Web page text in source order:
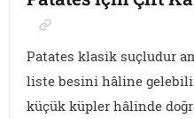
Patates klasik suçludur
liste besini hâline
küçük küpler hâlinde